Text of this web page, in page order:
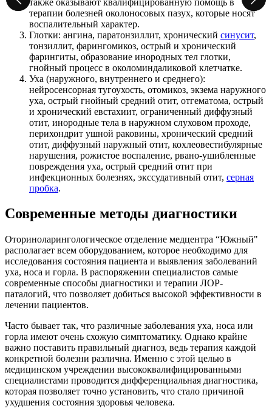
терапии болезней околоносовых пазух, которые носят
воспалительный характер.
Глотки: ангина, паратонзиллит, хронический синусит,
тонзиллит, фарингомикоз, острый и хронический
фарингиты, образование инородных тел глотки,
гнойный процесс в околоминдаликовой клетчатке.
Уха (наружного, внутреннего и среднего):
нейросенсорная тугоухость, отомикоз, экзема наружного
уха, острый гнойный средний отит, отгематома, острый
и хронический евстахиит, ограниченный диффузный
отит, инородные тела в наружном слуховом проходе,
перихондрит ушной раковины, хронический средний
отит, диффузный наружный отит, кохлеовестибулярные
нарушения, рожистое воспаление, рвано-ушибленные
повреждения уха, острый средний отит при
инфекционных болезнях, экссудативный отит, серная
пробка.
Современные методы диагностики
Оториноларингологическое отделение медцентра “Южный"
располагает всем оборудованием, которое необходимо для
исследования состояния пациента и выявления заболеваний
уха, носа и горла. В распоряжении специалистов самые
современные способы диагностики и терапии ЛОР-
паталогий, что позволяет добиться высокой эффективности в
лечении пациентов.
Часто бывает так, что различные заболевания уха, носа или
горла имеют очень схожую симптоматику. Однако крайне
важно поставить правильный диагноз, ведь терапия каждой
конкретной болезни различна. Именно с этой целью в
медицинском учреждении высококвалифицированными
специалистами проводится дифференциальная диагностика,
которая позволяет точно установить, что стало причиной
ухудшения состояния здоровья человека.